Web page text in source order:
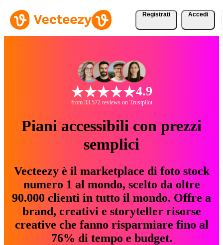
Registrati Accedi
4.9
from 33.572 reviews on Trustpilot
Piani accessibili con prezzi
semplici
Vecteezy è il marketplace di foto stock
numero 1 al mondo, scelto da oltre
90.000 clienti in tutto il mondo. Offre a
brand, creativi e storyteller risorse
creative che fanno risparmiare fino al
76% di tempo e budget.